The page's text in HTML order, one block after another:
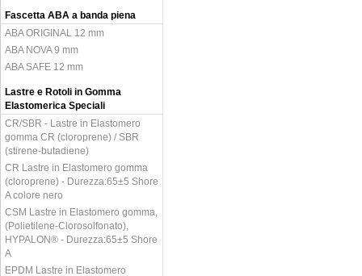
Fascetta ABA a banda piena
ABA ORIGINAL 12 mm
ABA NOVA 9 mm
ABA SAFE 12 mm
Lastre e Rotoli in Gomma
Elastomerica Speciali
CR/SBR - Lastre in Elastomero
gomma CR (cloroprene) / SBR
(stirene-butadiene)
CR Lastre in Elastomero gomma
(cloroprene) - Durezza:65±5 Shore
A colore nero
CSM Lastre in Elastomero gomma,
(Polietilene-Clorosolfonato),
HYPALON® - Durezza:65±5 Shore
A
EPDM Lastre in Elastomero